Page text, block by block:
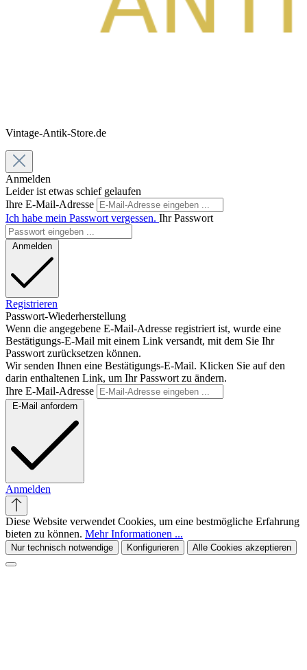
Vintage-Antik-Store.de
Anmelden
Leider ist etwas schief gelaufen
Ihre E-Mail-Adresse
Ich habe mein Passwort vergessen. Ihr Passwort
Anmelden
Registrieren
Passwort-Wiederherstellung
Wenn die angegebene E-Mail-Adresse registriert ist, wurde eine
Bestätigungs-E-Mail mit einem Link versandt, mit dem Sie Ihr
Passwort zurücksetzen können.
Wir senden Ihnen eine Bestätigungs-E-Mail. Klicken Sie auf den
darin enthaltenen Link, um Ihr Passwort zu ändern.
Ihre E-Mail-Adresse
E-Mail anfordern
Anmelden
Diese Website verwendet Cookies, um eine bestmögliche Erfahrung
bieten zu können. Mehr Informationen ...
Nur technisch notwendige Konfigurieren Alle Cookies akzeptieren